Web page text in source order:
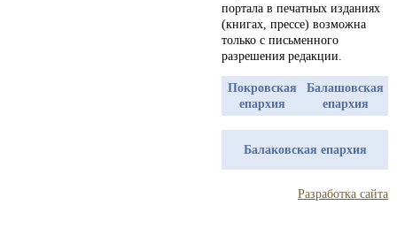
портала в печатных изданиях
(книгах, прессе) возможна
только с письменного
разрешения редакции.
Покровская
епархия
Балашовская
епархия
Балаковская епархия
Разработка сайта